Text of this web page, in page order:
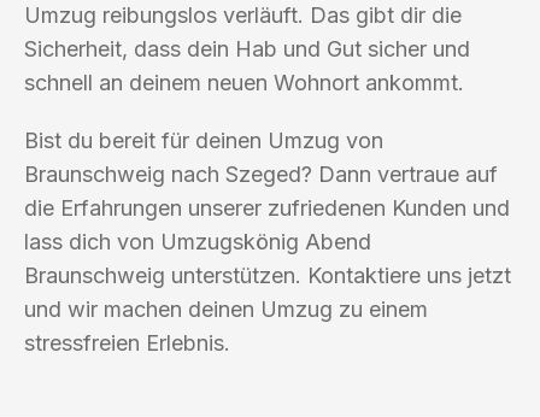
Umzug reibungslos verläuft. Das gibt dir die
Sicherheit, dass dein Hab und Gut sicher und
schnell an deinem neuen Wohnort ankommt.
Bist du bereit für deinen Umzug von
Braunschweig nach Szeged? Dann vertraue auf
die Erfahrungen unserer zufriedenen Kunden und
lass dich von Umzugskönig Abend
Braunschweig unterstützen. Kontaktiere uns jetzt
und wir machen deinen Umzug zu einem
stressfreien Erlebnis.